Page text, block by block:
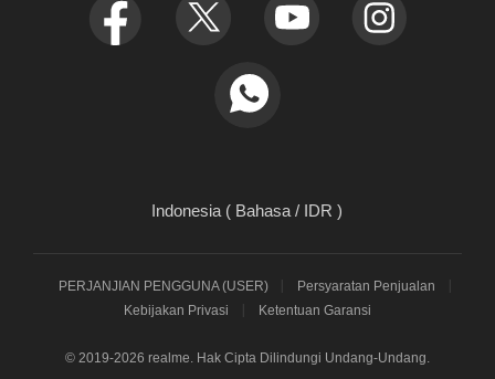
© 2019-2026 realme. Hak Cipta Dilindungi Undang-Undang.
PERJANJIAN PENGGUNA (USER)
Persyaratan Penjualan
Kebijakan Privasi
Ketentuan Garansi
Indonesia ( Bahasa / IDR )